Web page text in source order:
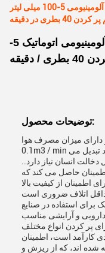
دستگاه بسته بندی و بطری سازی اتوماتیک آلومینیومی 5-100 میلی لیتر
40 بطری در دقیقه
دستگاه بسته بندی و بطری سازی آلومینیومی اتوماتیک 5-
توضیحات محصول:
دارای میزان مصرف هوا
0.1m3 / min است، که آن را به یک گزینه انرژی کارآمد تبدیل می
انسان نیاز دارد..
حاصل می کند که
برای اطمینان از کیفیت بالا
برای استفاده در صنایع
و آرایشی مناسب
پر کردن انواع مختلف
کارآمد است، اطمینان
اند، که از ریزش و